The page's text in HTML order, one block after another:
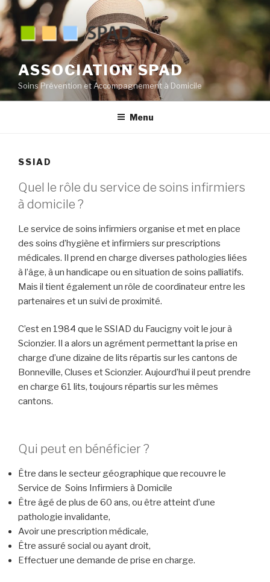
Aller
au
contenu
principal
ASSOCIATION SPAD
Soins Prévention et Accompagnement à Domicile
Menu
SSIAD
Quel le rôle du service de soins infirmiers
à domicile ?
Le service de soins infirmiers organise et met en place
des soins d’hygiène et infirmiers sur prescriptions
médicales. Il prend en charge diverses pathologies liées
à l’âge, à un handicape ou en situation de soins palliatifs.
Mais il tient également un rôle de coordinateur entre les
partenaires et un suivi de proximité.
C’est en 1984 que le SSIAD du Faucigny voit le jour à
Scionzier. Il a alors un agrément permettant la prise en
charge d’une dizaine de lits répartis sur les cantons de
Bonneville, Cluses et Scionzier. Aujourd’hui il peut prendre
en charge 61 lits, toujours répartis sur les mêmes
cantons.
Qui peut en bénéficier ?
Être dans le secteur géographique que recouvre le
Service de Soins Infirmiers à Domicile
Être âgé de plus de 60 ans, ou être atteint d’une
pathologie invalidante,
Avoir une prescription médicale,
Être assuré social ou ayant droit,
Effectuer une demande de prise en charge.